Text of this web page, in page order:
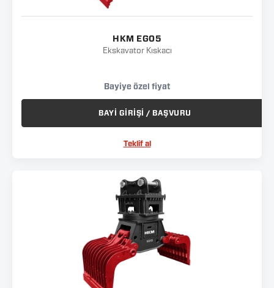
HKM EG05
Ekskavator Kıskacı
Bayiye özel fiyat
BAYİ GİRİŞİ / BAŞVURU
Teklif al